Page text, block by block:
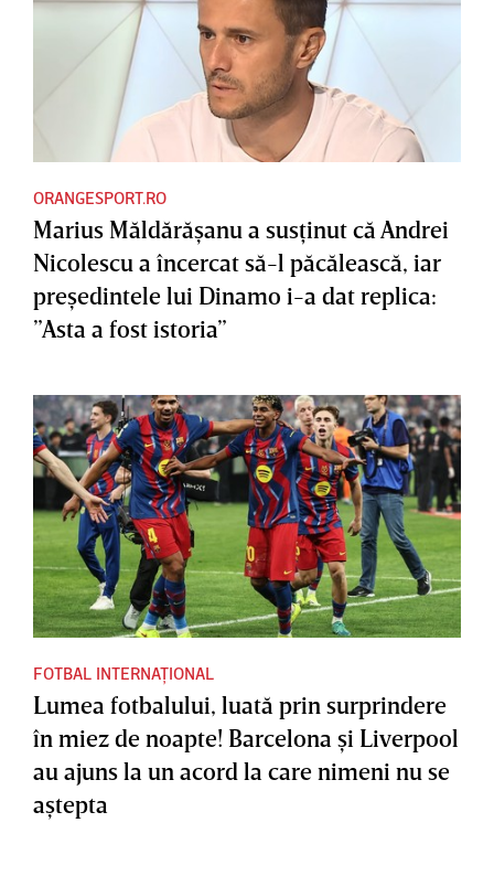
ORANGESPORT.RO
Marius Măldărăşanu a susţinut că Andrei
Nicolescu a încercat să-l păcălească, iar
preşedintele lui Dinamo i-a dat replica:
”Asta a fost istoria”
FOTBAL INTERNAȚIONAL
Lumea fotbalului, luată prin surprindere
în miez de noapte! Barcelona şi Liverpool
au ajuns la un acord la care nimeni nu se
aştepta